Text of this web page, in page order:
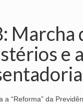
Marcha
e
a “Reforma” da